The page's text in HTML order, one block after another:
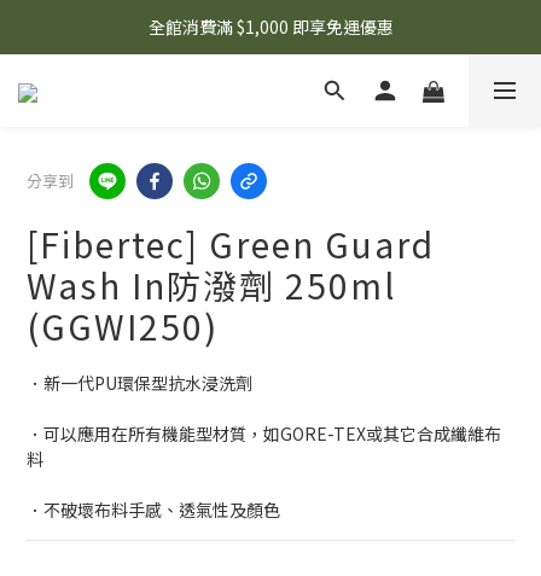
🌟 想知道現在有什麼優惠嗎？ 點擊查看最新優惠！
全館消費滿 $1,000 即享免運優惠
🌟 想知道現在有什麼優惠嗎？ 點擊查看最新優惠！
分享到
[Fibertec] Green Guard
Wash In防潑劑 250ml
(GGWI250)
．新一代PU環保型抗水浸洗劑
．可以應用在所有機能型材質，如GORE-TEX或其它合成纖維布
料
．不破壞布料手感、透氣性及顏色